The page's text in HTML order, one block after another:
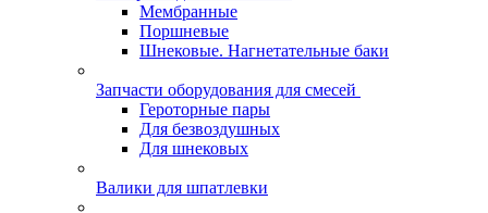
Мембранные
Поршневые
Шнековые. Нагнетательные баки
Запчасти оборудования для смесей
Героторные пары
Для безвоздушных
Для шнековых
Валики для шпатлевки